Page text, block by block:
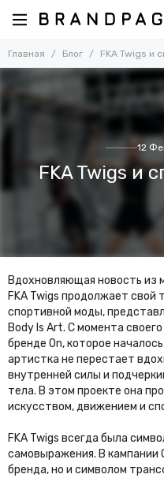
Главная Блог FKA Twigs и
12
FKA Twigs и
Вдохновляющая новость из
FKA Twigs продолжает свой
спортивной моды,
Body Is Art. С момента
бренде On, которое
артистка не перестает
внутренней силы и
тела. В этом проекте она
искусством, движением и
FKA Twigs всегда была
самовыражения. В кампании
бренда, но и символом